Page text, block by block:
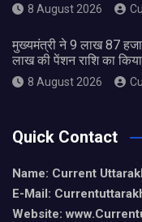
8 August 2026
मुख्यमंत्री ने 9 लाख 87
लाख की पेंशन राशि का
8 August 2026
Quick Contact
Name: Current
E-Mail:
Website: